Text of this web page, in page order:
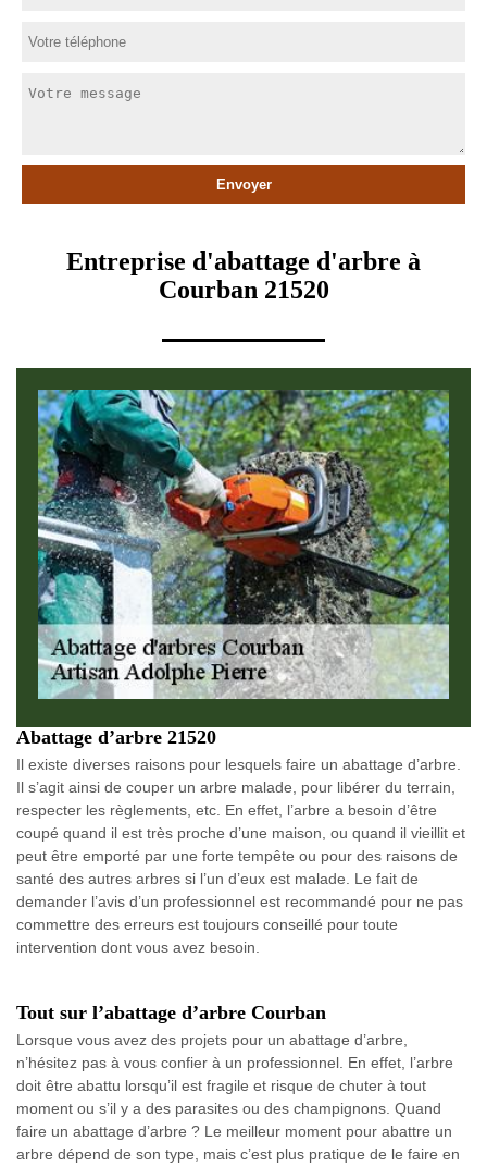
Entreprise d'abattage d'arbre à
Courban 21520
Abattage d’arbre 21520
Il existe diverses raisons pour lesquels faire un abattage d’arbre.
Il s’agit ainsi de couper un arbre malade, pour libérer du terrain,
respecter les règlements, etc. En effet, l’arbre a besoin d’être
coupé quand il est très proche d’une maison, ou quand il vieillit et
peut être emporté par une forte tempête ou pour des raisons de
santé des autres arbres si l’un d’eux est malade. Le fait de
demander l’avis d’un professionnel est recommandé pour ne pas
commettre des erreurs est toujours conseillé pour toute
intervention dont vous avez besoin.
Tout sur l’abattage d’arbre Courban
Lorsque vous avez des projets pour un abattage d’arbre,
n’hésitez pas à vous confier à un professionnel. En effet, l’arbre
doit être abattu lorsqu’il est fragile et risque de chuter à tout
moment ou s’il y a des parasites ou des champignons. Quand
faire un abattage d’arbre ? Le meilleur moment pour abattre un
arbre dépend de son type, mais c’est plus pratique de le faire en